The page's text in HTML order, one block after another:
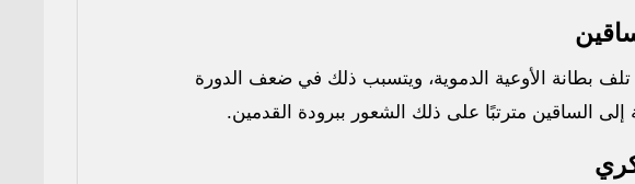
بطانة الأوعية الدموية، ويتسبب ذلك في ضعف الدورة
الساقين مترتبًا على ذلك الشعور ببرودة القدمين.